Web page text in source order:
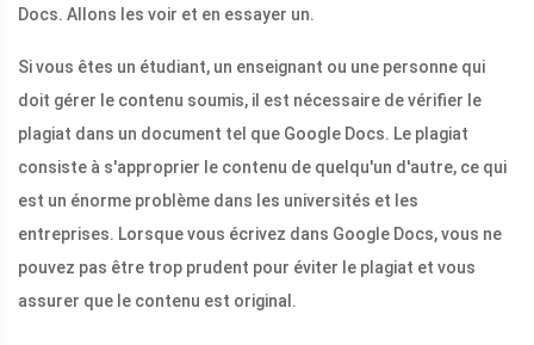
Docs. Allons les voir et en essayer un.
Si vous êtes un étudiant, un enseignant ou une personne qui
doit gérer le contenu soumis, il est nécessaire de vérifier le
plagiat dans un document tel que Google Docs. Le plagiat
consiste à s'approprier le contenu de quelqu'un d'autre, ce qui
est un énorme problème dans les universités et les
entreprises. Lorsque vous écrivez dans Google Docs, vous ne
pouvez pas être trop prudent pour éviter le plagiat et vous
assurer que le contenu est original.